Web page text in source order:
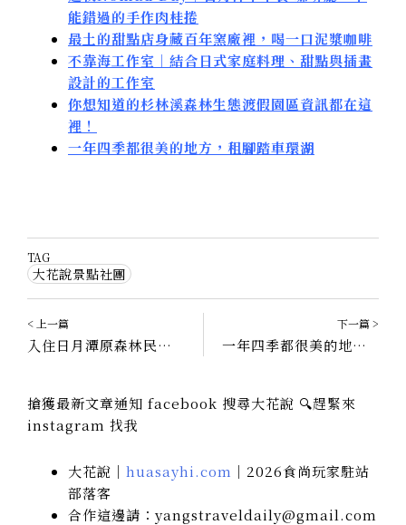
能錯過的手作肉桂捲
最土的甜點店身藏百年窯廠裡，喝一口泥漿咖啡
不靠海工作室｜結合日式家庭料理、甜點與插畫
設計的工作室
你想知道的杉林溪森林生態渡假園區資訊都在這
裡！
一年四季都很美的地方，租腳踏車環湖
TAG
大花說景點社團
< 上一篇
入住日月潭原森林民宿評價，暫離都市圈｜南投魚池住宿
下一篇 >
一年四季都很美的地方｜我眼中的日月潭，租腳踏車環湖吹風
搶獲最新文章通知 facebook 搜尋大花說 🔍趕緊來
instagram 找我
大花說｜ huasayhi.com ｜2026食尚玩家駐站
部落客
合作這邊請：yangstraveldaily@gmail.com